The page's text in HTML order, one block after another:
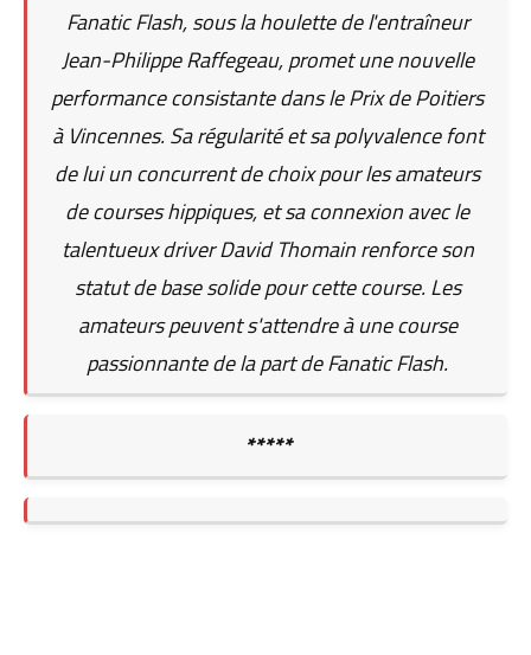
Fanatic Flash, sous la houlette de l'entraîneur
Jean-Philippe Raffegeau, promet une nouvelle
performance consistante dans le Prix de Poitiers
à Vincennes. Sa régularité et sa polyvalence font
de lui un concurrent de choix pour les amateurs
de courses hippiques, et sa connexion avec le
talentueux driver David Thomain renforce son
statut de base solide pour cette course. Les
amateurs peuvent s'attendre à une course
passionnante de la part de Fanatic Flash.
*****